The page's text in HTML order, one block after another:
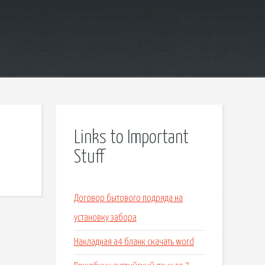
Links to Important
Stuff
Договор бытового подряда на
установку забора
Накладная а4 бланк скачать word